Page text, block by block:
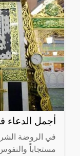
أجمل الدعاء
في الروضة
مستجاباً